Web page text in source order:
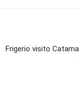
Frigerio visito